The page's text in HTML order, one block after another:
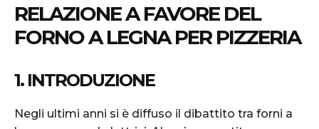
RELAZIONE A FAVORE DEL
FORNO A LEGNA PER PIZZERIA
1. INTRODUZIONE
Negli ultimi anni si è diffuso il dibattito tra forni a